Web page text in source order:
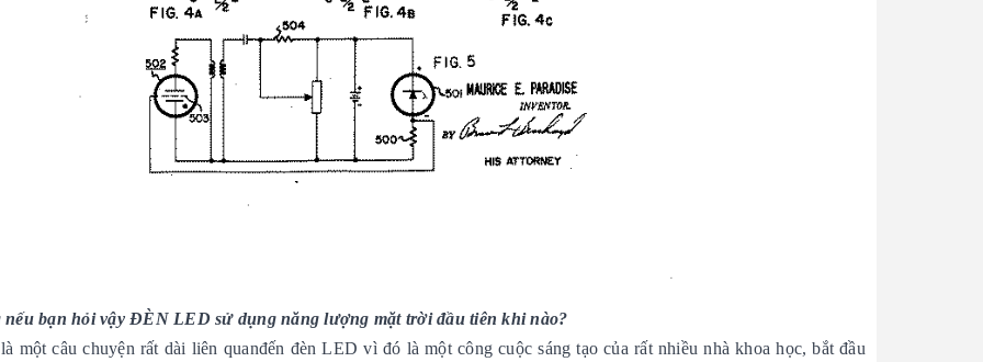
bạn hỏi vậy ĐÈN LED sử dụng năng lượng mặt trời đầu tiên khi nào?
một câu chuyện rất dài liên quanđến đèn LED vì đó là một công cuộc sáng tạo của rất nhiều nhà khoa học, bắt đầu